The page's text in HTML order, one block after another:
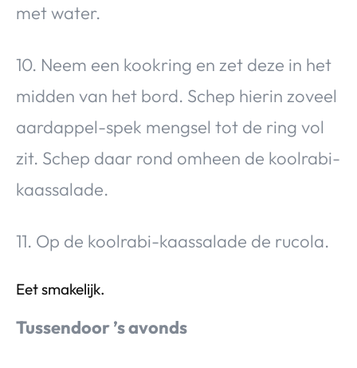
met water.
10. Neem een kookring en zet deze in het
midden van het bord. Schep hierin zoveel
aardappel-spek mengsel tot de ring vol
zit. Schep daar rond omheen de koolrabi-
kaassalade.
11. Op de koolrabi-kaassalade de rucola.
Eet smakelijk.
Tussendoor ’s avonds